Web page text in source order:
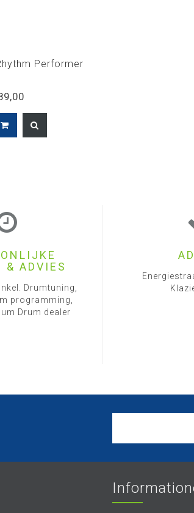
Performer
& ADVIES
Drumtuning,
programming,
Drum dealer